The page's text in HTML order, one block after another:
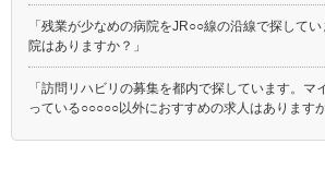
「残業が少なめの病院をJR○○線の沿線で探して
院はありますか？」
「訪問リハビリの募集を都内で探しています。マ
っている○○○○○以外におすすめの求人はありますか